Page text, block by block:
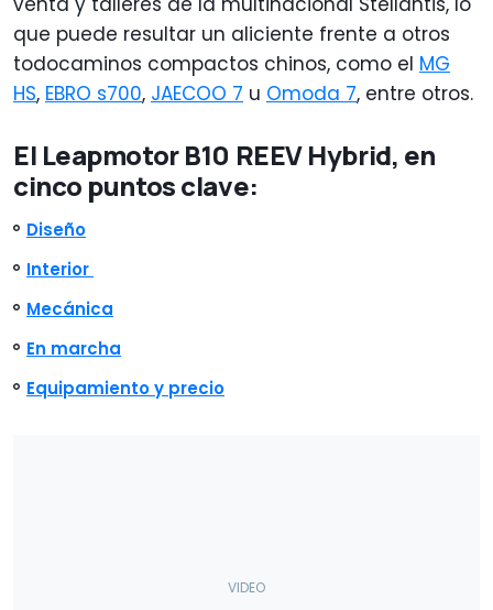
que puede resultar un aliciente frente a otros
todocaminos compactos chinos, como el MG
HS, EBRO s700, JAECOO 7 u Omoda 7, entre otros.
El Leapmotor B10 REEV Hybrid, en
cinco puntos clave:
Diseño
Interior
Mecánica
En marcha
Equipamiento y precio